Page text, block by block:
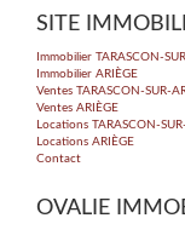
SITE
Immobilier TARASCON-
Immobilier ARIÈGE
Ventes TARASCON-SUR-
Ventes ARIÈGE
Locations TARASCON-
Locations ARIÈGE
Contact
OVALIE